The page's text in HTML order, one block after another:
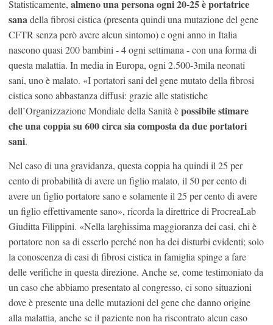
Statisticamente, almeno una persona ogni 20-25 è portatrice
sanadella fibrosi cistica (presenta quindi una mutazione del gene
CFTR senza però avere alcun sintomo) e ogni anno in Italia
nascono quasi 200 bambini - 4 ogni settimana - con una forma di
questa malattia. In media in Europa, ogni 2.500-3mila neonati
sani, uno è malato. «I portatori sani del gene mutato della fibrosi
cistica sono abbastanza diffusi: grazie alle statistiche
dell’Organizzazione Mondiale della Sanità èpossibile stimare
che una coppia su 600 circa sia composta da due portatori
sani.
Nel caso di una gravidanza, questa coppia ha quindi il 25 per
cento di probabilità di avere un figlio malato, il 50 per cento di
avere un figlio portatore sano e solamente il 25 per cento di avere
un figlio effettivamente sano», ricorda la direttrice di ProcreaLab
Giuditta Filippini. «Nella larghissima maggioranza dei casi, chi è
portatore non sa di esserlo perché non ha dei disturbi evidenti; solo
la conoscenza di casi di fibrosi cistica in famiglia spinge a fare
delle verifiche in questa direzione. Anche se, come testimoniato da
un caso che abbiamo presentato al congresso, ci sono situazioni
dove è presente una delle mutazioni del gene che danno origine
alla malattia, anche se il paziente non ha riscontrato alcun caso